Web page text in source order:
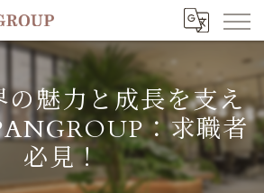
の魅力と成長を支え
：求職者
必見！